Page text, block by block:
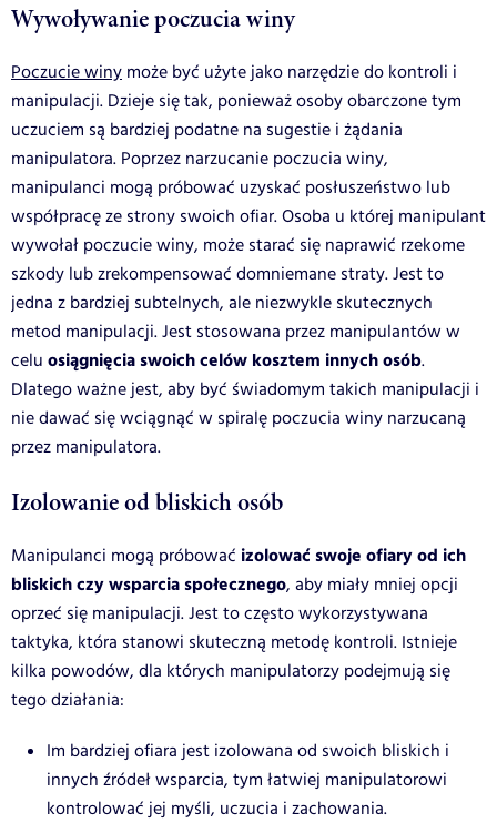
Wywoływanie poczucia winy
Poczucie winy może być użyte jako narzędzie do kontroli i
manipulacji. Dzieje się tak, ponieważ osoby obarczone tym
uczuciem są bardziej podatne na sugestie i żądania
manipulatora. Poprzez narzucanie poczucia winy,
manipulanci mogą próbować uzyskać posłuszeństwo lub
współpracę ze strony swoich ofiar. Osoba u której manipulant
wywołał poczucie winy, może starać się naprawić rzekome
szkody lub zrekompensować domniemane straty. Jest to
jedna z bardziej subtelnych, ale niezwykle skutecznych
metod manipulacji. Jest stosowana przez manipulantów w
celu osiągnięcia swoich celów kosztem innych osób.
Dlatego ważne jest, aby być świadomym takich manipulacji i
nie dawać się wciągnąć w spiralę poczucia winy narzucaną
przez manipulatora.
Izolowanie od bliskich osób
Manipulanci mogą próbować izolować swoje ofiary od ich
bliskich czy wsparcia społecznego, aby miały mniej opcji
oprzeć się manipulacji. Jest to często wykorzystywana
taktyka, która stanowi skuteczną metodę kontroli. Istnieje
kilka powodów, dla których manipulatorzy podejmują się
tego działania:
Im bardziej ofiara jest izolowana od swoich bliskich i
innych źródeł wsparcia, tym łatwiej manipulatorowi
kontrolować jej myśli, uczucia i zachowania.